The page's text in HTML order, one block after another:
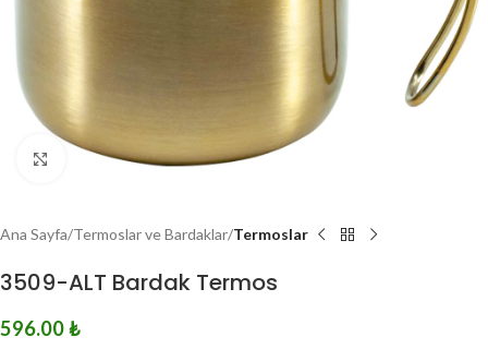
Click to enlarge
Ana Sayfa Termoslar ve Bardaklar Termoslar
3509-ALT Bardak Termos
596.00₺